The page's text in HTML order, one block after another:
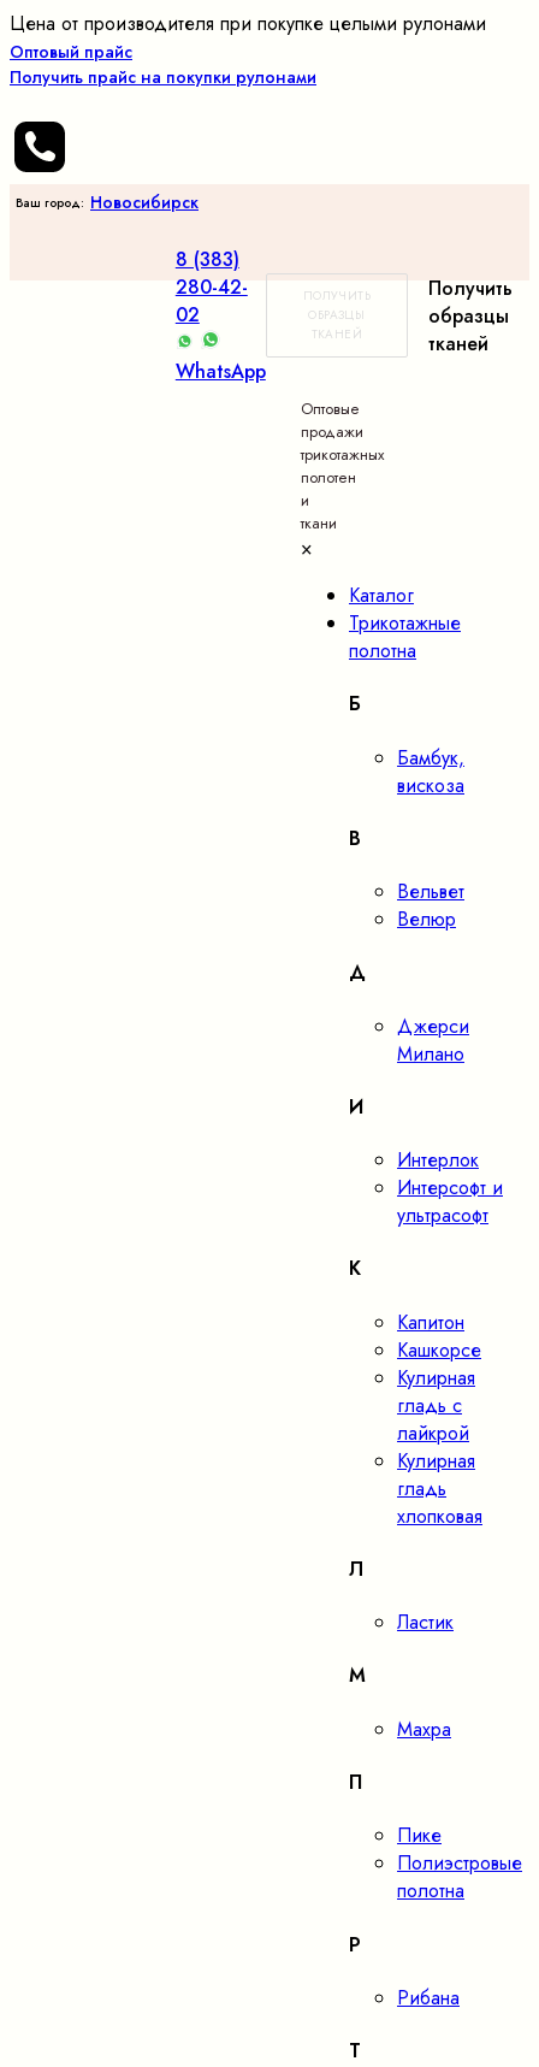
Цена от производителя при покупке целыми рулонами
Оптовый прайс
Получить прайс на покупки рулонами
Ваш город: Новосибирск
8 (383)
280-42-
02
WhatsApp
ПОЛУЧИТЬ
ОБРАЗЦЫ
ТКАНЕЙ
Получить
образцы
тканей
Оптовые
продажи
трикотажных
полотен
и
ткани
×
Каталог
Трикотажные
полотна
Б
Бамбук,
вискоза
В
Вельвет
Велюр
Д
Джерси
Милано
И
Интерлок
Интерсофт и
ультрасофт
К
Капитон
Кашкорсе
Кулирная
гладь с
лайкрой
Кулирная
гладь
хлопковая
Л
Ластик
М
Махра
П
Пике
Полиэстровые
полотна
Р
Рибана
Т